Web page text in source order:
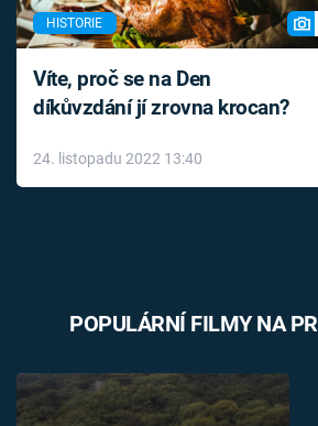
HISTORIE
Víte, proč se na Den
díkůvzdání jí zrovna krocan?
24. listopadu 2022 13:40
POPULÁRNÍ FILMY NA